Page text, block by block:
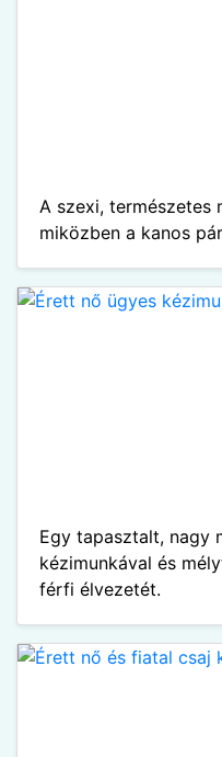
A szexi, természetes
miközben a kanos
Egy tapasztalt, nagy
kézimunkával és
férfi élvezetét.